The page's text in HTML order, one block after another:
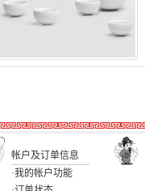
帐户及订单信息
·我的帐户功能